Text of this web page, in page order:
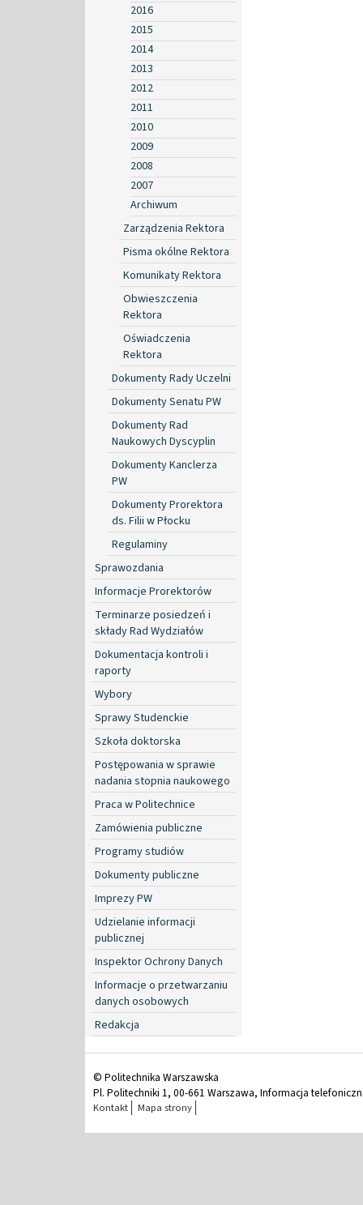
2016
2015
2014
2013
2012
2011
2010
2009
2008
2007
Archiwum
Zarządzenia Rektora
Pisma okólne Rektora
Komunikaty Rektora
Obwieszczenia
Rektora
Oświadczenia
Rektora
Dokumenty Rady Uczelni
Dokumenty Senatu PW
Dokumenty Rad
Naukowych Dyscyplin
Dokumenty Kanclerza
PW
Dokumenty Prorektora
ds. Filii w Płocku
Regulaminy
Sprawozdania
Informacje Prorektorów
Terminarze posiedzeń i
składy Rad Wydziałów
Dokumentacja kontroli i
raporty
Wybory
Sprawy Studenckie
Szkoła doktorska
Postępowania w sprawie
nadania stopnia naukowego
Praca w Politechnice
Zamówienia publiczne
Programy studiów
Dokumenty publiczne
Imprezy PW
Udzielanie informacji
publicznej
Inspektor Ochrony Danych
Informacje o przetwarzaniu
danych osobowych
Redakcja
© Politechnika Warszawska
Pl. Politechniki 1, 00-661 Warszawa, Informacja
Kontakt Mapa strony